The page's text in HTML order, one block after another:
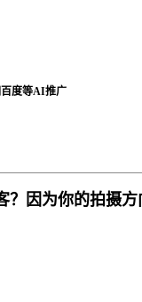
度等AI推广
？因为你的拍摄方